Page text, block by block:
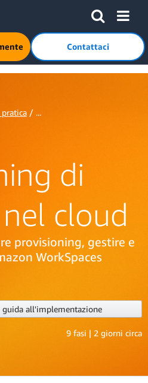
alla home page di Amazon Web
Contattaci
pratica / ...
di
cloud
provisioning, gestire e
WorkSpaces
all'implementazione
9 fasi | 2 giorni circa